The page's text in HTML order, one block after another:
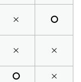
× 〇
× ×
〇
×